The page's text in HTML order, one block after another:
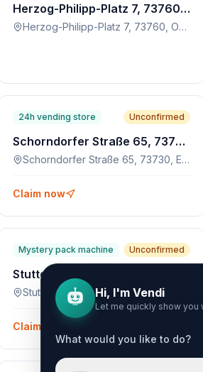
Herzog-Philipp-Platz 7, 73760, Ostfildern
Herzog-Philipp-Platz 7, 73760, Ostfildern
24h vending store Unconfirmed
Schorndorfer Straße 65, 73730, Esslingen am Neckar
Schorndorfer Straße 65, 73730, Esslingen am Neckar
Claim now
Mystery pack machine Unconfirmed
Claim now
Hi, I'm Vendi
Let me quickly show you
What would you like to do?